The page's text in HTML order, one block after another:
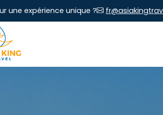
une expérience unique ?